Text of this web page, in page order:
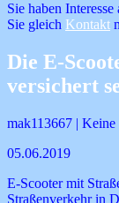
Sie haben
Sie gleich Kontakt
Die E-
versichert
mak113667 |
05.06.2019
E-Scooter mit
Straßenverkehr in